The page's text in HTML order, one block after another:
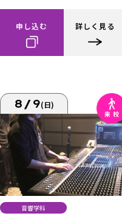
申し込む 詳しく見る
8/9(日)
音響学科